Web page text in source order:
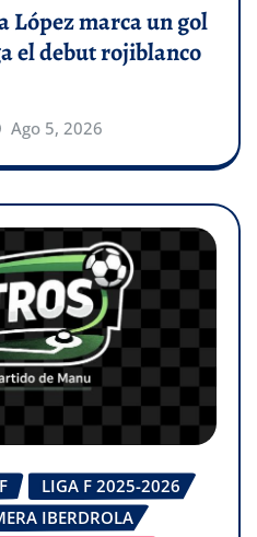
López marca un gol
el debut rojiblanco
Ago 5, 2026
LIGA F 2025-2026
IBERDROLA